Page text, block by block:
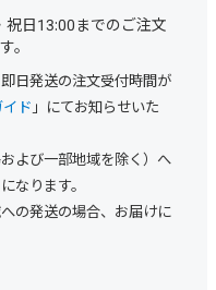
日13:00までのご注文
。
日発送の注文受付時間が
ド 」にてお知らせいた
よび一部地域を除く）へ
なります。
の発送の場合、お届けに